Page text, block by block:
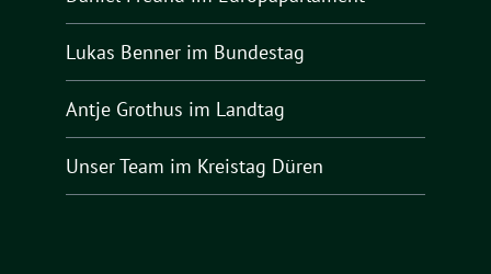
Lukas Benner im Bundestag
Antje Grothus im Landtag
Unser Team im Kreistag Düren